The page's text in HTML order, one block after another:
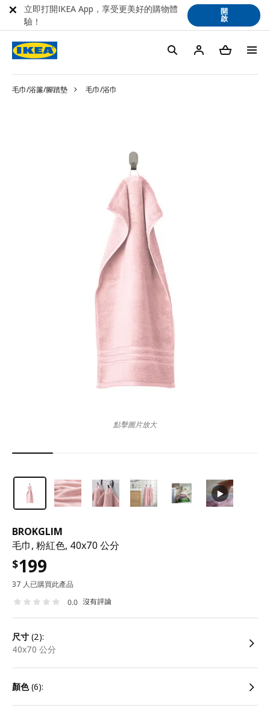
毛巾/浴簾/腳踏墊 毛巾/浴巾
BROKGLIM
毛巾, 粉紅色, 40x70 公分
$199
37 人已購買此產品
0.0 沒有評論
尺寸 (2):
40x70 公分
顏色(6):
點擊圖片放大
立即打開IKEA App，享受更美好的購物體
驗！
開
啟